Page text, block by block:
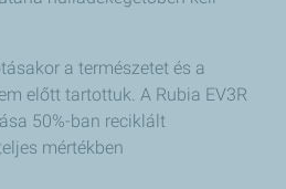
a természetet és a
előtt tartottuk. A Rubia EV3R
50%-ban reciklált
mértékben